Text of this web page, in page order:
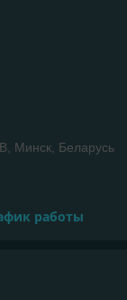
Минск, Беларусь
работы